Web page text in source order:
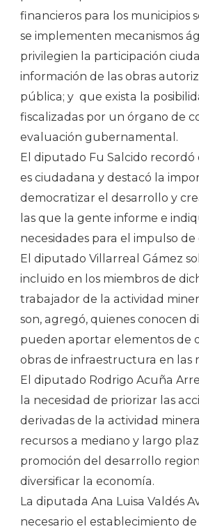
financieros para los municipios
se implementen mecanismos
privilegien la participación
información de las obras
pública; y que exista la
fiscalizadas por un órgano de
evaluación gubernamental.
El diputado Fu Salcido recordó
es ciudadana y destacó la
democratizar el desarrollo y
las que la gente informe e
necesidades para el impulso
El diputado Villarreal Gámez
incluido en los miembros de
trabajador de la actividad
son, agregó, quienes conocen
pueden aportar elementos de
obras de infraestructura en las
El diputado Rodrigo Acuña
la necesidad de priorizar las
derivadas de la actividad
recursos a mediano y largo
promoción del desarrollo
diversificar la economía.
La diputada Ana Luisa Valdés
necesario el establecimiento